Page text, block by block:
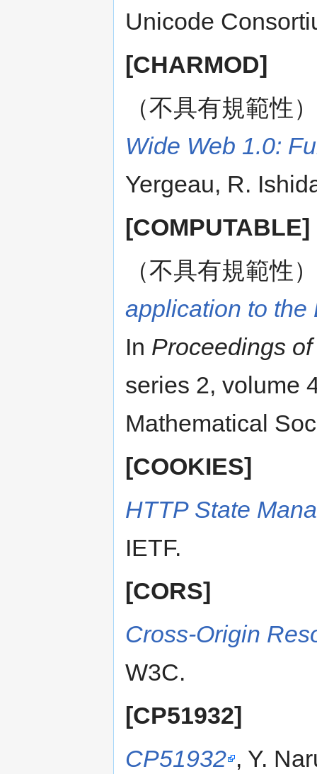
Unicode
[CHARMOD]
（不具有規範性）
Wide Web 1.0:
Yergeau, R.
[COMPUTABLE]
（不具有規範性）
application to the
In Proceedings
series 2, volume
Mathematical
[COOKIES]
HTTP State
IETF.
[CORS]
Cross-Origin
W3C.
[CP51932]
CP51932 , Y.